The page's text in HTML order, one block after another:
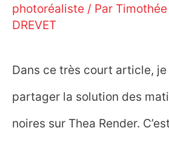
photoréaliste / Par Timothée
DREVET
Dans ce très court article,
partager la solution des
noires sur Thea Render.